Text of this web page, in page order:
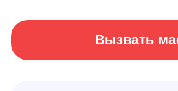
Вызвать